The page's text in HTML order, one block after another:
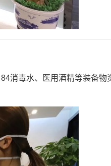
消毒水、医用酒精等装备物